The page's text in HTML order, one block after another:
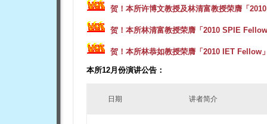
贺！ 本所许博文教授及林清富教授荣膺「
贺！ 本所林清富教授荣膺「2010 SPIE
贺！ 本所林恭如教授荣膺「2010 IET Fellow
本所12月份演讲公告：
日期 讲者简介